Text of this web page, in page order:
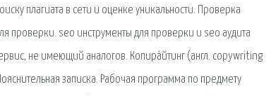
плагиата в сети и оценке уникальности. Проверка
проверки. seo инструменты для проверки и seo аудита
не имеющий аналогов. Копира́йтинг (англ. copywriting
записка. Рабочая программа по предмету